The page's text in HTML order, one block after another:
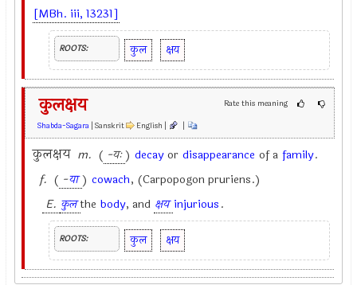
[MBh. iii, 13231]
ROOTS: कुल क्षय
Rate this meaning
कुलक्षय
Shabda-Sagara | Sanskrit English | |
कुलक्षय m. ( -यः) decay or disappearance of a family.
f. ( -या ) cowach, (Carpopogon pruriens.)
E. कुल the body, and क्षय injurious.
ROOTS: कुल क्षय